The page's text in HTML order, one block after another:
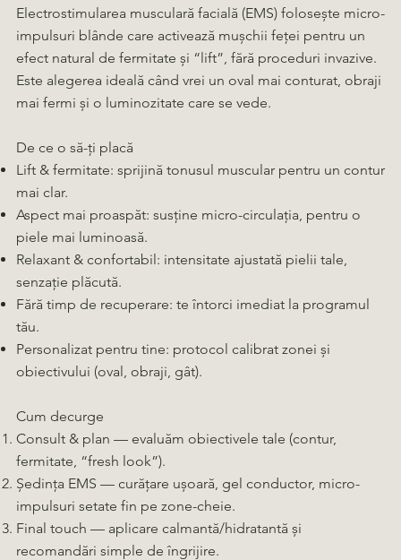
Electrostimularea musculară facială (EMS) folosește micro-
impulsuri blânde care activează mușchii feței pentru un
efect natural de fermitate și “lift”, fără proceduri invazive.
Este alegerea ideală când vrei un oval mai conturat, obraji
mai fermi și o luminozitate care se vede.
De ce o să-ți placă
Lift & fermitate: sprijină tonusul muscular pentru un contur
mai clar.
Aspect mai proaspăt: susține micro-circulația, pentru o
piele mai luminoasă.
Relaxant & confortabil: intensitate ajustată pielii tale,
senzație plăcută.
Fără timp de recuperare: te întorci imediat la programul
tău.
Personalizat pentru tine: protocol calibrat zonei și
obiectivului (oval, obraji, gât).
Cum decurge
Consult & plan — evaluăm obiectivele tale (contur,
fermitate, “fresh look”).
Ședința EMS — curățare ușoară, gel conductor, micro-
impulsuri setate fin pe zone-cheie.
Final touch — aplicare calmantă/hidratantă și
recomandări simple de îngrijire.